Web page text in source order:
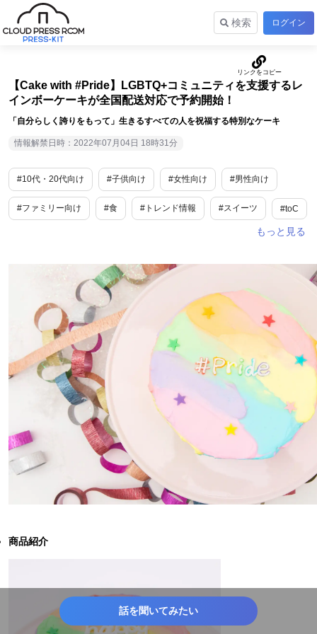
検索 ログイン
【Cake with #Pride】LGBTQ+コミュニティを支援するレ
インボーケーキが全国配送対応で予約開始！
「自分らしく誇りをもって」生きるすべての人を祝福する特別なケーキ
情報解禁日時：2022年07月04日 18時31分
#10代・20代向け #子供向け #女性向け #男性向け
#ファミリー向け #食 #トレンド情報 #スイーツ #toC
#春
#秋 #冬
商品紹介
話を聞いてみたい